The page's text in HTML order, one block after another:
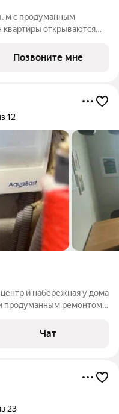
м с продуманным
открываются
Позвоните мне
12
и набережная у дома
продуманным ремонтом в
тишина, свет
Чат
23